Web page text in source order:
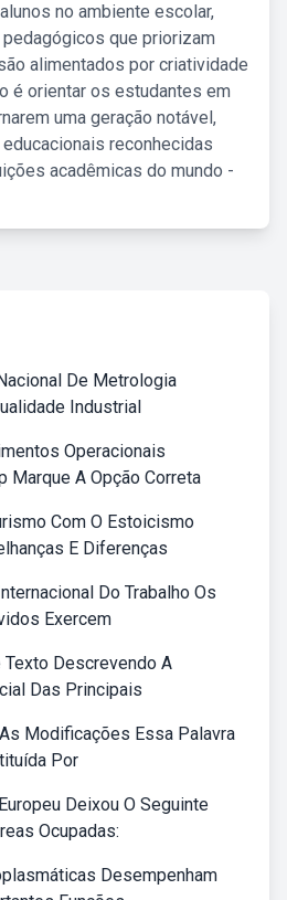
no ambiente escolar,
que priorizam
alimentados por criatividade
é orientar os estudantes em
uma geração notável,
reconhecidas
acadêmicas do mundo -
De Metrologia
Industrial
Operacionais
Marque A Opção Correta
Com O Estoicismo
E Diferenças
Do Trabalho Os
Exercem
Texto Descrevendo A
Das Principais
Modificações Essa Palavra
Por
Deixou O Seguinte
Ocupadas:
Desempenham